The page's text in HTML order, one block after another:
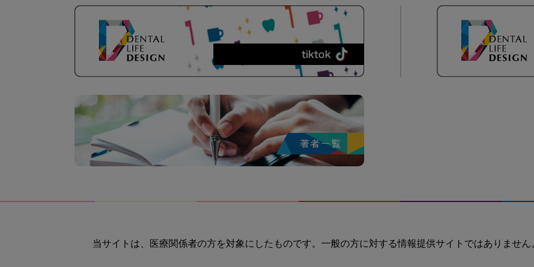
当サイトは、医療関係者の方を対象にしたものです。一般の方に対する情報提供サイトではありません